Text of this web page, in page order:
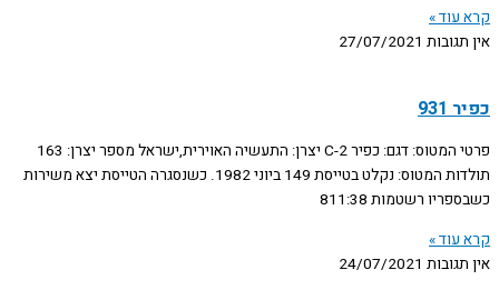
קרא עוד »
אין תגובות 27/07/2021
כפיר 931
פרטי המטוס: דגם: כפיר C-2 יצרן: התעשיה האוירית,ישראל מספר יצרן: 163
תולדות המטוס: נקלט בטייסת 149 ביוני 1982. כשנסגרה הטייסת יצא משירות
כשבספריו רשטמות 811:38
קרא עוד »
אין תגובות 24/07/2021